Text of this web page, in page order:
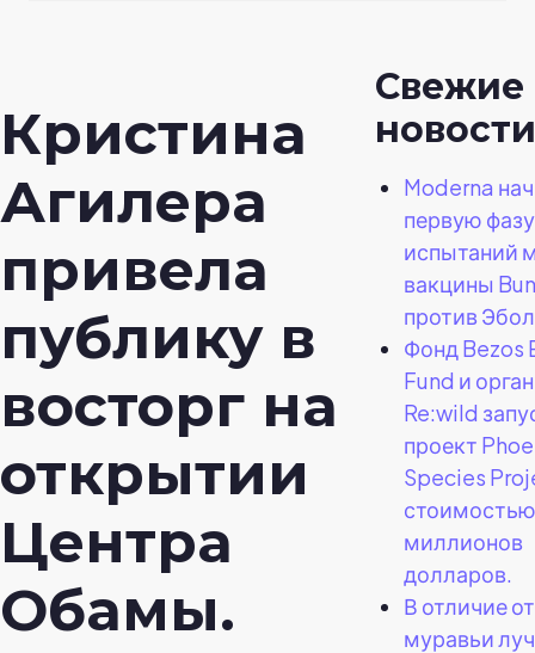
Кристина
Агилера
привела
публику в
восторг на
открытии
Центра
Обамы.
Свежие
новости
Moderna
первую фазу
испытаний
вакцины
против
Фонд Bezos
Fund и
Re:wild
проект
Species
миллионов
долларов.
В отличие
муравьи